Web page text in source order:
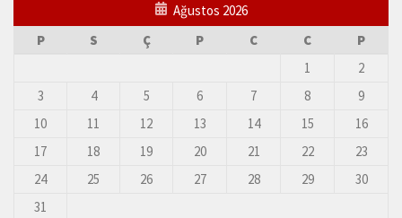
Ağustos 2026
P
S Ç P C C
P
1
2
3
4 5 6 7 8
9
10
11 12 13 14 15
16
17
18 19 20 21 22
23
24
25 26 27 28 29
30
31